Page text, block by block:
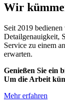
Wir
Seit 2019
Detailgenauigkeit,
Service zu einem
erwarten.
Genießen Sie ein
Um die Arbeit
Mehr erfahren